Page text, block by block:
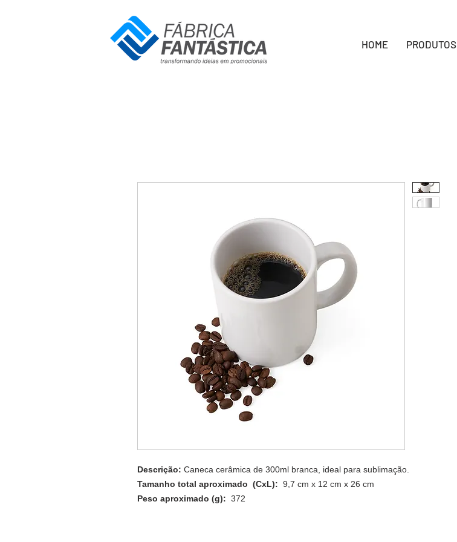
HOME PRODUTOS
Descrição: Caneca cerâmica de 300ml branca, ideal para sublimação.
Tamanho total aproximado (CxL): 9,7 cm x 12 cm x 26 cm
Peso aproximado (g): 372